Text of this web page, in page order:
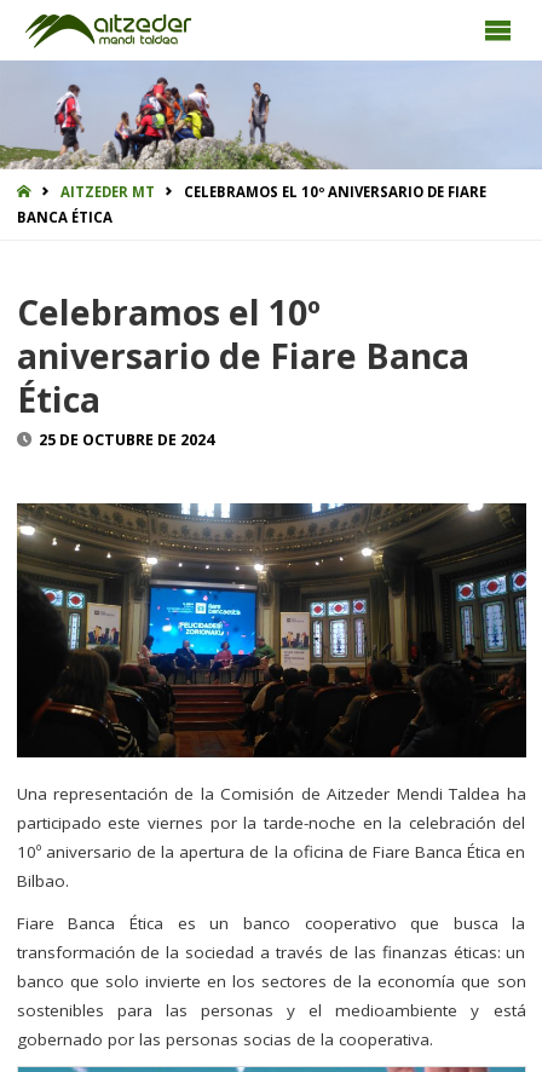
INICIOAITZEDER MT
CELEBRAMOS EL 10º ANIVERSARIO DE FIARE
BANCA ÉTICA
Celebramos el 10º
aniversario de Fiare Banca
Ética
25 DE OCTUBRE DE 2024
Una representación de la Comisión de Aitzeder Mendi Taldea ha
participado este viernes por la tarde-noche en la celebración del
10º aniversario de la apertura de la oficina de Fiare Banca Ética en
Bilbao.
Fiare Banca Ética es un banco cooperativo que busca la
transformación de la sociedad a través de las finanzas éticas: un
banco que solo invierte en los sectores de la economía que son
sostenibles para las personas y el medioambiente y está
gobernado por las personas socias de la cooperativa.